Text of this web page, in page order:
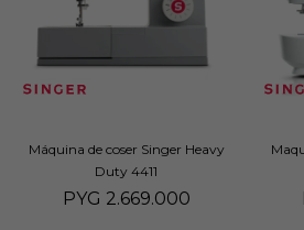
Máquina de coser Singer Heavy
Duty 4411
PYG 2.669.000